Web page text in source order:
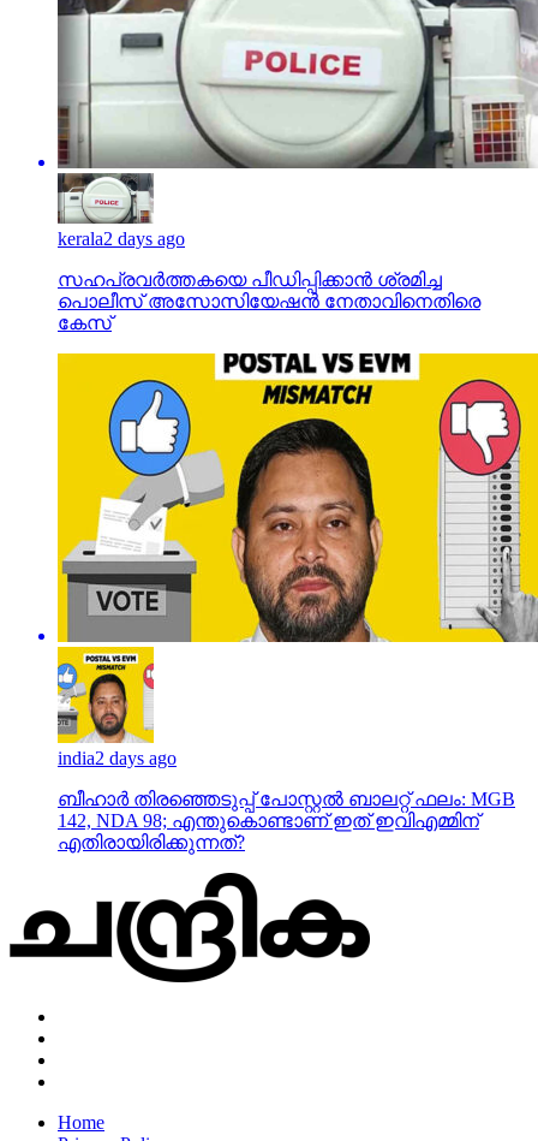
kerala2 days ago
സഹപ്രവര്‍ത്തകയെ പീഡിപ്പിക്കാന്‍ ശ്രമിച്ച
പൊലീസ് അസോസിയേഷന്‍ നേതാവിനെതിരെ
കേസ്
india2 days ago
ബീഹാർ തിരഞ്ഞെടുപ്പ് പോസ്റ്റൽ ബാലറ്റ് ഫലം: MGB
142, NDA 98; എന്തുകൊണ്ടാണ് ഇത് ഇവിഎമ്മിന്
എതിരായിരിക്കുന്നത്?
Home